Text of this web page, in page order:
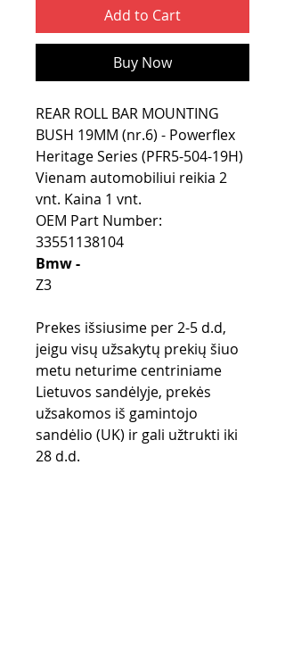
Add to Cart
Buy Now
REAR ROLL BAR MOUNTING
BUSH 19MM (nr.6) - Powerflex
Heritage Series (PFR5-504-19H)
Vienam automobiliui reikia 2
vnt. Kaina 1 vnt.
OEM Part Number:
33551138104
Bmw -
Z3
Prekes išsiusime per 2-5 d.d,
jeigu visų užsakytų prekių šiuo
metu neturime centriniame
Lietuvos sandėlyje, prekės
užsakomos iš gamintojo
sandėlio (UK) ir gali užtrukti iki
28 d.d.